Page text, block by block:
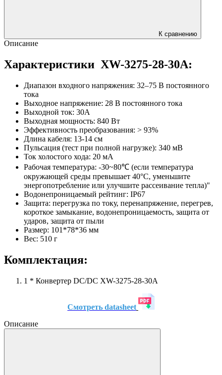
К сравнению
Описание
Характеристики XW-3275-28-30A:
Диапазон входного напряжения: 32–75 В постоянного
тока
Выходное напряжение: 28 В постоянного тока
Выходной ток: 30А
Выходная мощность: 840 Вт
Эффективность преобразования: > 93%
Длина кабеля: 13-14 см
Пульсация (тест при полной нагрузке): 340 мВ
Ток холостого хода: 20 мА
Рабочая температура: -30~80℃ (если температура
окружающей среды превышает 40°C, уменьшите
энергопотребление или улучшите рассеивание тепла)"
Водонепроницаемый рейтинг: IP67
Защита: перегрузка по току, перенапряжение, перегрев,
короткое замыкание, водонепроницаемость, защита от
ударов, защита от пыли
Размер: 101*78*36 мм
Вес: 510 г
Комплектация:
1 * Конвертер DC/DC XW-3275-28-30A
Смотреть datasheet
Описание